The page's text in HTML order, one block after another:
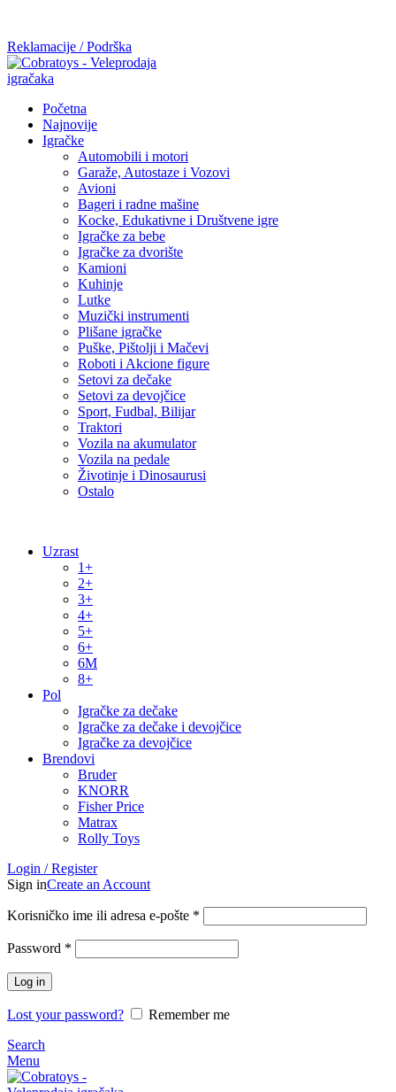
Reklamacije / Podrška
Početna
Najnovije
Igračke
Automobili i motori
Garaže, Autostaze i Vozovi
Avioni
Bageri i radne mašine
Kocke, Edukativne i Društvene igre
Igračke za bebe
Igračke za dvorište
Kamioni
Kuhinje
Lutke
Muzički instrumenti
Plišane igračke
Puške, Pištolji i Mačevi
Roboti i Akcione figure
Setovi za dečake
Setovi za devojčice
Sport, Fudbal, Bilijar
Traktori
Vozila na akumulator
Vozila na pedale
Životinje i Dinosaurusi
Ostalo
Uzrast
1+
2+
3+
4+
5+
6+
6M
8+
Pol
Igračke za dečake
Igračke za dečake i devojčice
Igračke za devojčice
Brendovi
Bruder
KNORR
Fisher Price
Matrax
Rolly Toys
Login / Register
Sign inCreate an Account
Korisničko ime ili adresa e-pošte *
Password *
Log in
Lost your password?
Remember me
Search
Menu